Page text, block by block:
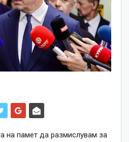
на памет да размислувам за